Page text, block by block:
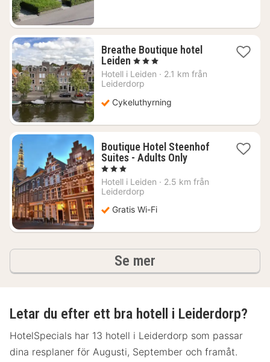
Breathe Boutique hotel
Leiden 1
natt
från
1336
kr.
, 3 Stjärnor
Hotell i Leiden · 2.1 km från
Leiderdorp
Cykeluthyrning
Boutique Hotel Steenhof
Suites - Adults Only1
från
, 3 Stjärnor
Hotell i Leiden · 2.5 km från
Leiderdorp
Gratis Wi-Fi
Se mer
Letar du efter ett bra hotell i Leiderdorp?
HotelSpecials har 13 hotell i Leiderdorp som passar
dina resplaner för Augusti, September och framåt.